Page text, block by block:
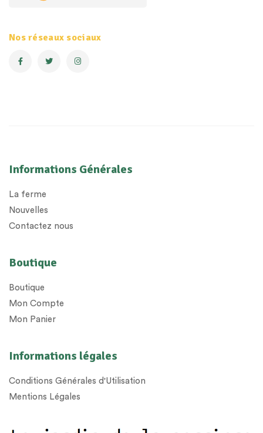
Nos réseaux sociaux
Informations Générales
La ferme
Nouvelles
Contactez nous
Boutique
Boutique
Mon Compte
Mon Panier
Informations légales
Conditions Générales d'Utilisation
Mentions Légales